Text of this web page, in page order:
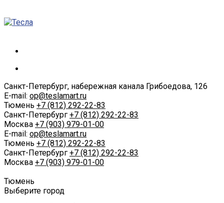
Санкт-Петербург, набережная канала Грибоедова, 126
E-mail: op@teslamart.ru
Тюмень +7 (812) 292-22-83
Санкт-Петербург +7 (812) 292-22-83
Москва +7 (903) 979-01-00
E-mail: op@teslamart.ru
Тюмень +7 (812) 292-22-83
Санкт-Петербург +7 (812) 292-22-83
Москва +7 (903) 979-01-00
Тюмень
Выберите город